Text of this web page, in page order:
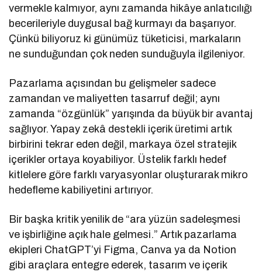
vermekle kalmıyor, aynı zamanda hikâye anlatıcılığı
becerileriyle duygusal bağ kurmayı da başarıyor.
Çünkü biliyoruz ki günümüz tüketicisi, markaların
ne sunduğundan çok neden sunduğuyla ilgileniyor.
Pazarlama açısından bu gelişmeler sadece
zamandan ve maliyetten tasarruf değil; aynı
zamanda “özgünlük” yarışında da büyük bir avantaj
sağlıyor. Yapay zekâ destekli içerik üretimi artık
birbirini tekrar eden değil, markaya özel stratejik
içerikler ortaya koyabiliyor. Üstelik farklı hedef
kitlelere göre farklı varyasyonlar oluşturarak mikro
hedefleme kabiliyetini artırıyor.
Bir başka kritik yenilik de “ara yüzün sadeleşmesi
ve işbirliğine açık hale gelmesi.” Artık pazarlama
ekipleri ChatGPT’yi Figma, Canva ya da Notion
gibi araçlara entegre ederek, tasarım ve içerik